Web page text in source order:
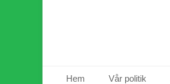
Primär meny
Hem Vår politik